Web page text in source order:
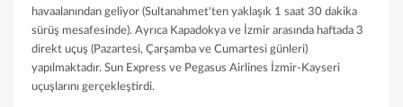
havaalanından geliyor (Sultanahmet'ten yaklaşık 1 saat 30 dakika
sürüş mesafesinde). Ayrıca Kapadokya ve İzmir arasında haftada 3
direkt uçuş (Pazartesi, Çarşamba ve Cumartesi günleri)
yapılmaktadır. Sun Express ve Pegasus Airlines İzmir-Kayseri
uçuşlarını gerçekleştirdi.